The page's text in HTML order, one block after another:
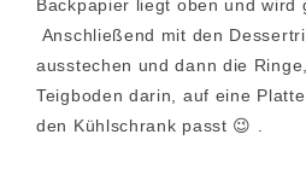
Backpapier liegt oben und wird
Anschließend mit den
ausstechen und dann die
Teigboden darin, auf eine
den Kühlschrank passt 😉 .